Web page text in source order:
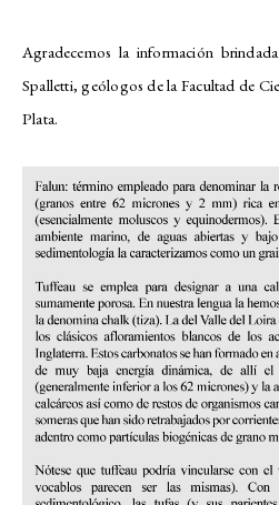
Agradecemos la información
Spalletti, geólogos de la Facultad de
Plata.